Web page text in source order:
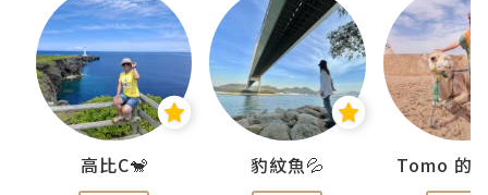
高比C🐒 豹紋魚💦